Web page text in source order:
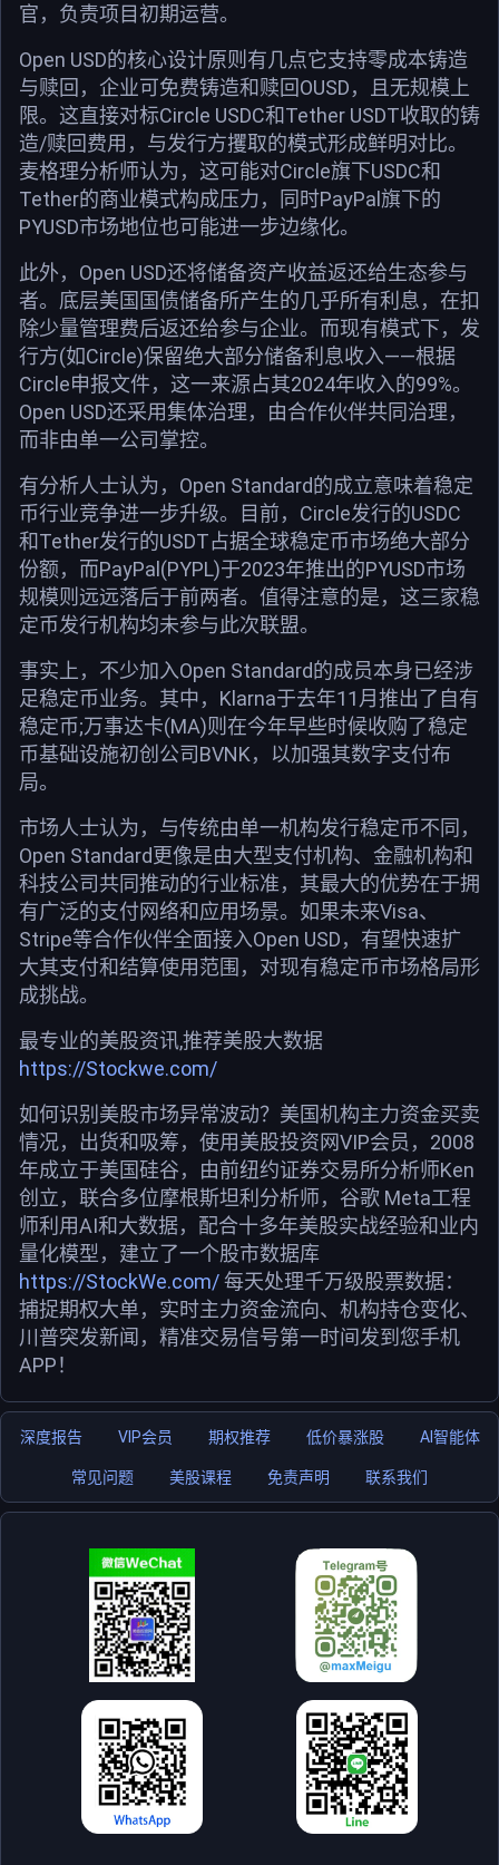
官，负责项目初期运营。
Open USD的核心设计原则有几点它支持零成本铸造
与赎回，企业可免费铸造和赎回OUSD，且无规模上
限。这直接对标Circle USDC和Tether USDT收取的铸
造/赎回费用，与发行方攫取的模式形成鲜明对比。
麦格理分析师认为，这可能对Circle旗下USDC和
Tether的商业模式构成压力，同时PayPal旗下的
PYUSD市场地位也可能进一步边缘化。
此外，Open USD还将储备资产收益返还给生态参与
者。底层美国国债储备所产生的几乎所有利息，在扣
除少量管理费后返还给参与企业。而现有模式下，发
行方(如Circle)保留绝大部分储备利息收入——根据
Circle申报文件，这一来源占其2024年收入的99%。
Open USD还采用集体治理，由合作伙伴共同治理，
而非由单一公司掌控。
有分析人士认为，Open Standard的成立意味着稳定
币行业竞争进一步升级。目前，Circle发行的USDC
和Tether发行的USDT占据全球稳定币市场绝大部分
份额，而PayPal(PYPL)于2023年推出的PYUSD市场
规模则远远落后于前两者。值得注意的是，这三家稳
定币发行机构均未参与此次联盟。
事实上，不少加入Open Standard的成员本身已经涉
足稳定币业务。其中，Klarna于去年11月推出了自有
稳定币;万事达卡(MA)则在今年早些时候收购了稳定
币基础设施初创公司BVNK，以加强其数字支付布
局。
市场人士认为，与传统由单一机构发行稳定币不同，
Open Standard更像是由大型支付机构、金融机构和
科技公司共同推动的行业标准，其最大的优势在于拥
有广泛的支付网络和应用场景。如果未来Visa、
Stripe等合作伙伴全面接入Open USD，有望快速扩
大其支付和结算使用范围，对现有稳定币市场格局形
成挑战。
最专业的美股资讯,推荐美股大数据
https://Stockwe.com/
如何识别美股市场异常波动？美国机构主力资金买卖
情况，出货和吸筹，使用美股投资网VIP会员，2008
年成立于美国硅谷，由前纽约证券交易所分析师Ken
创立，联合多位摩根斯坦利分析师，谷歌 Meta工程
师利用AI和大数据，配合十多年美股实战经验和业内
量化模型，建立了一个股市数据库
https://StockWe.com/每天处理千万级股票数据：
捕捉期权大单，实时主力资金流向、机构持仓变化、
川普突发新闻，精准交易信号第一时间发到您手机
APP！
深度报告 VIP会员 期权推荐 低价暴涨股 AI智能体
常见问题 美股课程 免责声明 联系我们